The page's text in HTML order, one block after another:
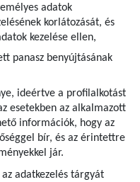
adatok
korlátozását, és
kezelése ellen,
panasz benyújtásának
ideértve a profilalkotást
esetekben az alkalmazott
információk, hogy az
bír, és az érintettre
jár.
adatkezelés tárgyát